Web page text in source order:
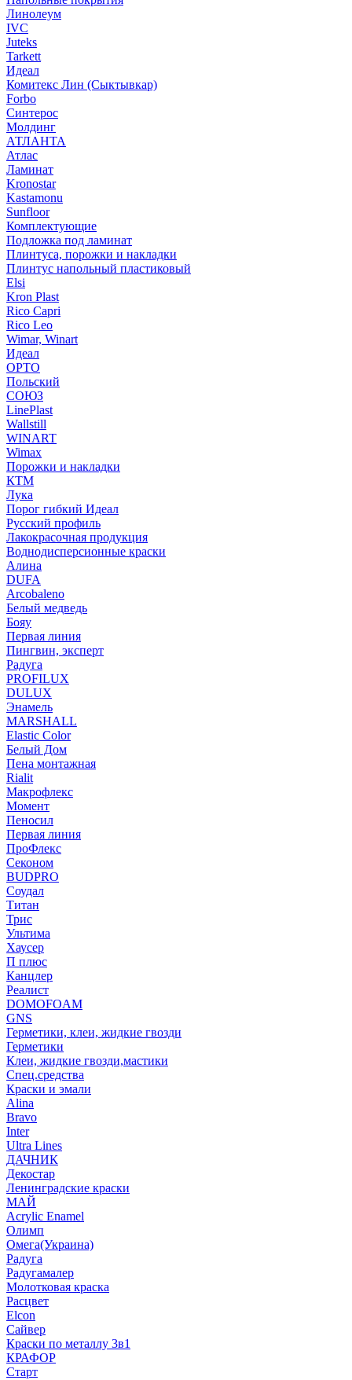
Линолеум
IVC
Juteks
Tarkett
Идеал
Комитекс Лин (Сыктывкар)
Forbo
Синтерос
Молдинг
АТЛАНТА
Атлас
Ламинат
Kronostar
Kastamonu
Sunfloor
Комплектующие
Подложка под ламинат
Плинтуса, порожки и накладки
Плинтус напольный пластиковый
Elsi
Kron Plast
Rico Capri
Rico Leo
Wimar, Winart
Идеал
ОРТО
Польский
СОЮЗ
LinePlast
Wallstill
WINART
Wimax
Порожки и накладки
КТМ
Лука
Порог гибкий Идеал
Русский профиль
Лакокрасочная продукция
Воднодисперсионные краски
Алина
DUFA
Arcobaleno
Белый медведь
Бояу
Первая линия
Пингвин, эксперт
Радуга
PROFILUX
DULUX
Энамель
MARSHALL
Elastic Color
Белый Дом
Пена монтажная
Rialit
Макрофлекс
Момент
Пеносил
Первая линия
ПроФлекс
Секоном
BUDPRO
Соудал
Титан
Трис
Ультима
Хаусер
П плюс
Канцлер
Реалист
DOMOFOAM
GNS
Герметики, клеи, жидкие гвозди
Герметики
Клеи, жидкие гвозди,мастики
Спец.средства
Краски и эмали
Alina
Bravo
Inter
Ultra Lines
ДАЧНИК
Декостар
Ленинградские краски
МАЙ
Acrylic Enamel
Олимп
Омега(Украина)
Радуга
Радугамалер
Молотковая краска
Расцвет
Elcon
Сайвер
Краски по металлу 3в1
КРАФОР
Старт